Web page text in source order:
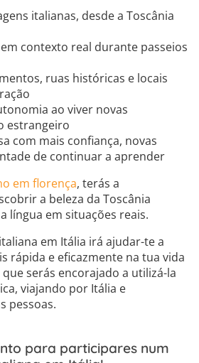
italianas, desde a Toscânia
contexto real durante passeios
ruas históricas e locais
ao viver novas
estrangeiro
com mais confiança, novas
de continuar a aprender
em florença, terás a
a beleza da Toscânia
língua em situações reais.
em Itália irá ajudar-te a
rápida e eficazmente na tua vida
serás encorajado a utilizá-la
viajando por Itália e
pessoas.
para participares num